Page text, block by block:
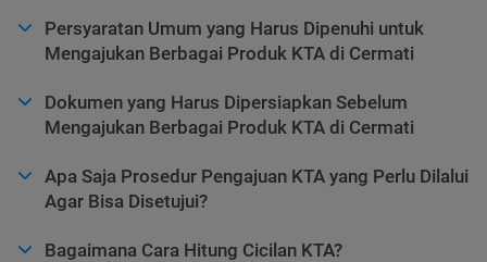
Persyaratan Umum yang Harus Dipenuhi untuk
Mengajukan Berbagai Produk KTA di Cermati
Dokumen yang Harus Dipersiapkan Sebelum
Mengajukan Berbagai Produk KTA di Cermati
Apa Saja Prosedur Pengajuan KTA yang Perlu Dilalui
Agar Bisa Disetujui?
Bagaimana Cara Hitung Cicilan KTA?